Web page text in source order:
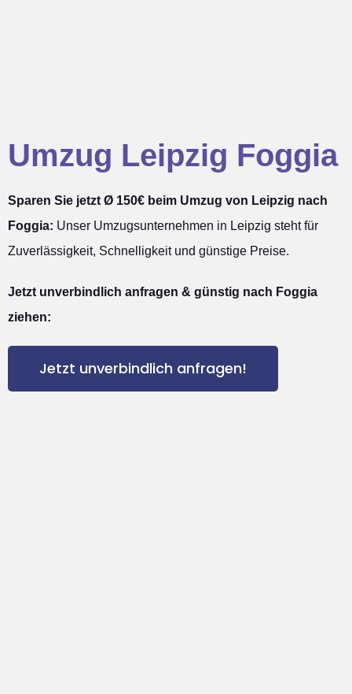
Umzug Leipzig Foggia
Sparen Sie jetzt Ø 150€ beim Umzug von Leipzig nach
Foggia: Unser Umzugsunternehmen in Leipzig steht für
Zuverlässigkeit, Schnelligkeit und günstige Preise.
Jetzt unverbindlich anfragen & günstig nach Foggia
ziehen:
Jetzt unverbindlich anfragen!